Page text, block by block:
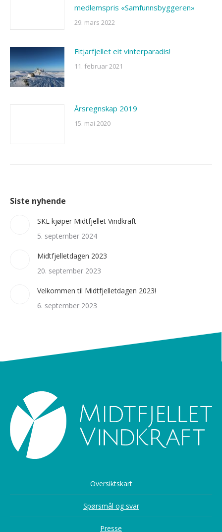
medlemspris «Samfunnsbyggeren»
29. mars 2022
Fitjarfjellet eit vinterparadis!
11. februar 2021
Årsregnskap 2019
15. mai 2020
Siste nyhende
SKL kjøper Midtfjellet Vindkraft
5. september 2024
Midtfjelletdagen 2023
20. september 2023
Velkommen til Midtfjelletdagen 2023!
6. september 2023
Oversiktskart
Spørsmål og svar
Presse